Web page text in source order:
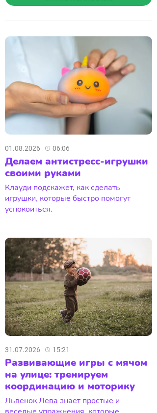
01.08.2026 06:06
Делаем антистресс-игрушки
своими руками
Клауди подскажет, как сделать
игрушки, которые быстро помогут
успокоиться.
31.07.2026 15:21
Развивающие игры с мячом
на улице: тренируем
координацию и моторику
Львенок Лева знает простые и